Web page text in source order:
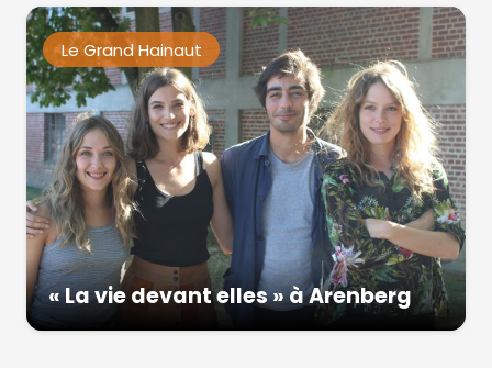
Le Grand Hainaut
« La vie devant elles » à Arenberg